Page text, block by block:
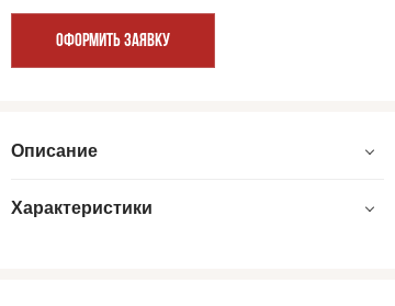
ОФОРМИТЬ ЗАЯВКУ
Описание
Характеристики